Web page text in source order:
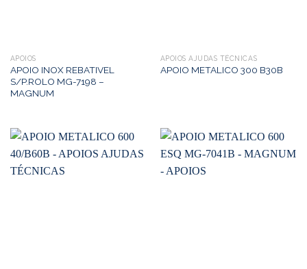
APOIOS
APOIO INOX REBATIVEL
S/P.ROLO MG-7198 –
MAGNUM
APOIOS AJUDAS TÉCNICAS
APOIO METALICO 300 B30B